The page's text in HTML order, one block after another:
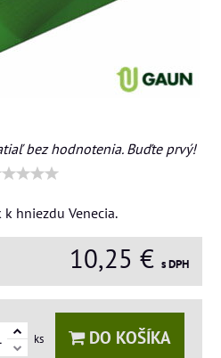
bez hodnotenia. Buďte prvý!
hniezdu Venecia.
10,25 € s DPH
ks DO KOŠÍKA